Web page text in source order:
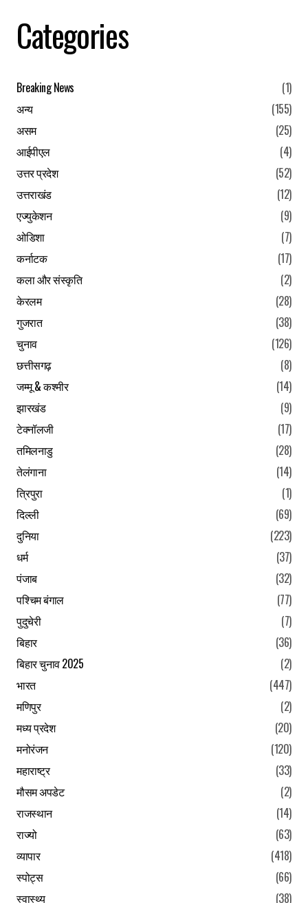
Submit Comment
Categories
Breaking News
(1)
अन्य
(155)
असम
(25)
आईपीएल
(4)
उत्तर प्रदेश
(52)
उत्तराखंड
(12)
एज्युकेशन
(9)
ओडिशा
(7)
कर्नाटक
(17)
कला और संस्कृति
(2)
केरलम
(28)
गुजरात
(38)
चुनाव
(126)
छत्तीसगढ़
(8)
जम्मू & कश्मीर
(14)
झारखंड
(9)
टेक्नॉलजी
(17)
तमिलनाडु
(28)
तेलंगाना
(14)
त्रिपुरा
(1)
दिल्ली
(69)
दुनिया
(223)
धर्म
(37)
पंजाब
(32)
पश्चिम बंगाल
(77)
पुदुचेरी
(7)
बिहार
(36)
बिहार चुनाव 2025
(2)
भारत
(447)
मणिपुर
(2)
मध्य प्रदेश
(20)
मनोरंजन
(120)
महाराष्ट्र
(33)
मौसम अपडेट
(2)
राजस्थान
(14)
राज्यो
(63)
व्यापार
(418)
स्पोट्स
(66)
स्वास्थ्य
(38)